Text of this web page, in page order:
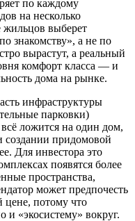
по каждому
на несколько
жильцов выберет
знакомству», а не по
вырастут, а реальный
комфорт класса — и
дома на рынке.
инфраструктуры
парковки)
всё ложится на один дом,
создании придомовой
Для инвестора это
появятся более
пространства,
может предпочесть
цене, потому что
и «экосистему» вокруг.